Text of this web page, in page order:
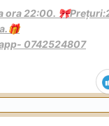
ora 22:00. 🎀
🎁
0742524807